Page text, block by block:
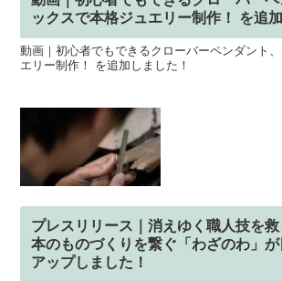
ックスで本格ジュエリー制作！ を追
動画｜初心者でもできるクローバーペンダント
エリー制作！ を追加しました！
プレスリリース｜消えゆく職人技を救
本のものづくりを繋ぐ「わざのわ」
アップしました！